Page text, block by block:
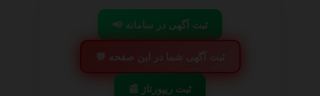
📢 ثبت آگهی در سامانه
💬 ثبت آگهی شما در این صفحه
📰 ثبت ریپورتاژ